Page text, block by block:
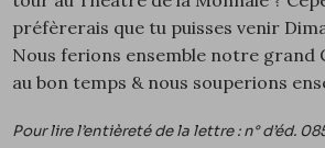
préfèrerais que tu puisses venir
Nous ferions ensemble notre grand
au bon temps & nous souperions
Pour lire l’entièreté de la lettre : n° d’éd.